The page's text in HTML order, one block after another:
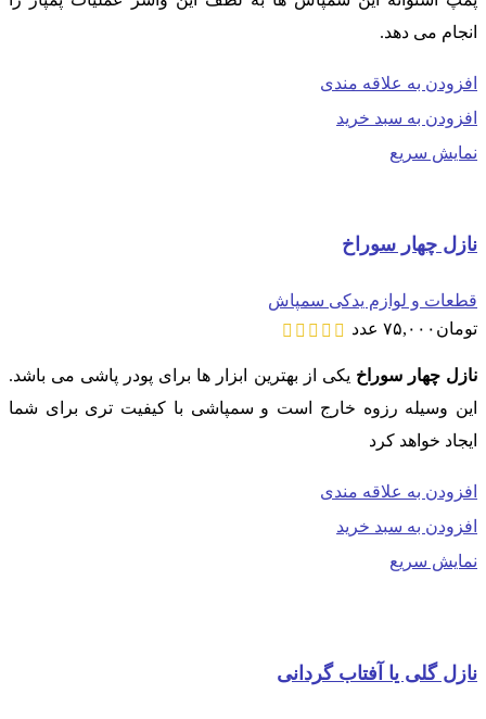
انجام می دهد.
افزودن به علاقه مندی
افزودن به سبد خرید
نمایش سریع
نازل چهار سوراخ
قطعات و لوازم یدکی سمپاش
تومان ۷۵,۰۰۰ عدد
نازل چهار سوراخ یکی از بهترین ابزار ها برای پودر پاشی می باشد.
این وسیله رزوه خارج است و سمپاشی با کیفیت تری برای شما
ایجاد خواهد کرد
افزودن به علاقه مندی
افزودن به سبد خرید
نمایش سریع
نازل گلی یا آفتاب گردانی